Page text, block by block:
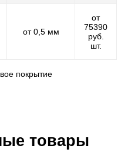
от 0,5 мм
от
75390
руб.
шт.
покрытие
товары